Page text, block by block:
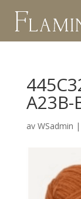
A23B-
av WSadmin |